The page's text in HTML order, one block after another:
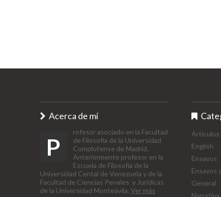
Acerca de mí
P
rofesor asociado en la Facultad
de Filosofía de la Universidad
Complutense de Madrid.
Anteriormente profesor en la
Escuela de Filosofía de la
Universidad Cental de Venezuela y de la
Facultad de Ciencias Penales y Jurídicas
de la Universidad Monteávila. Ver más
Artículos
English
Ensayos
Ensayos
General
Narrativa